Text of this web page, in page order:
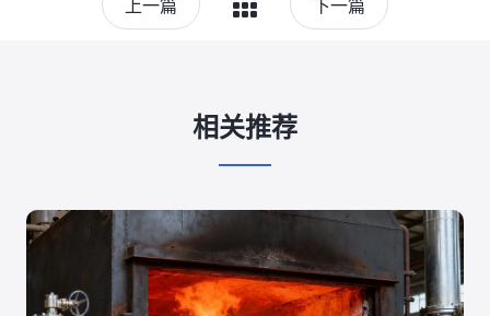
上一篇 下一篇
相关推荐